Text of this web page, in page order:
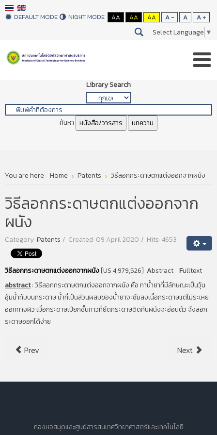
DEFAULT MODE NIGHT MODE AA AA AA A - A A +
Select Language ▼
Library Search
ค้นหา หนังสือ/วารสาร บทความ
You are here: Home Patents วิธีลอกกระดาษตกแต่งออกจากผนัง
วิธีลอกกระดาษตกแต่งออกจาก
ผนัง
Category:Patents Created: 09 April 2020 Hits: 4653
วิธีลอกกระดาษตกแต่งออกจากผนัง[US 4,979,526] Abstract Fulltext
abstract:วิธีลอกกระดาษตกแต่งออกจากผนัง คือ ทาน้ำยาที่มีลักษณะเป็นวุ้น
อุ้มน้ำทับบนกระดาษ น้ำที่เป็นส่วนผสมของน้ำยาจะซึมลงเนื้อกระดาษแต่ไม่ระเหย
ออกทางผิว เมื่อกระดาษเปียกชื้นกาวที่ยึดกระดาษติดกับผนังจะอ่อนตัว จึงลอก
ระดาษออกได้ง่าย
Prev Next
กองหอสมุดและศูนย์สารสนเทศวิทยาศาสตร์และเทคโนโลยี